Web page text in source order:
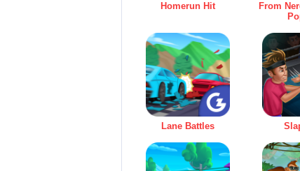
Homerun Hit
From
Lane Battles